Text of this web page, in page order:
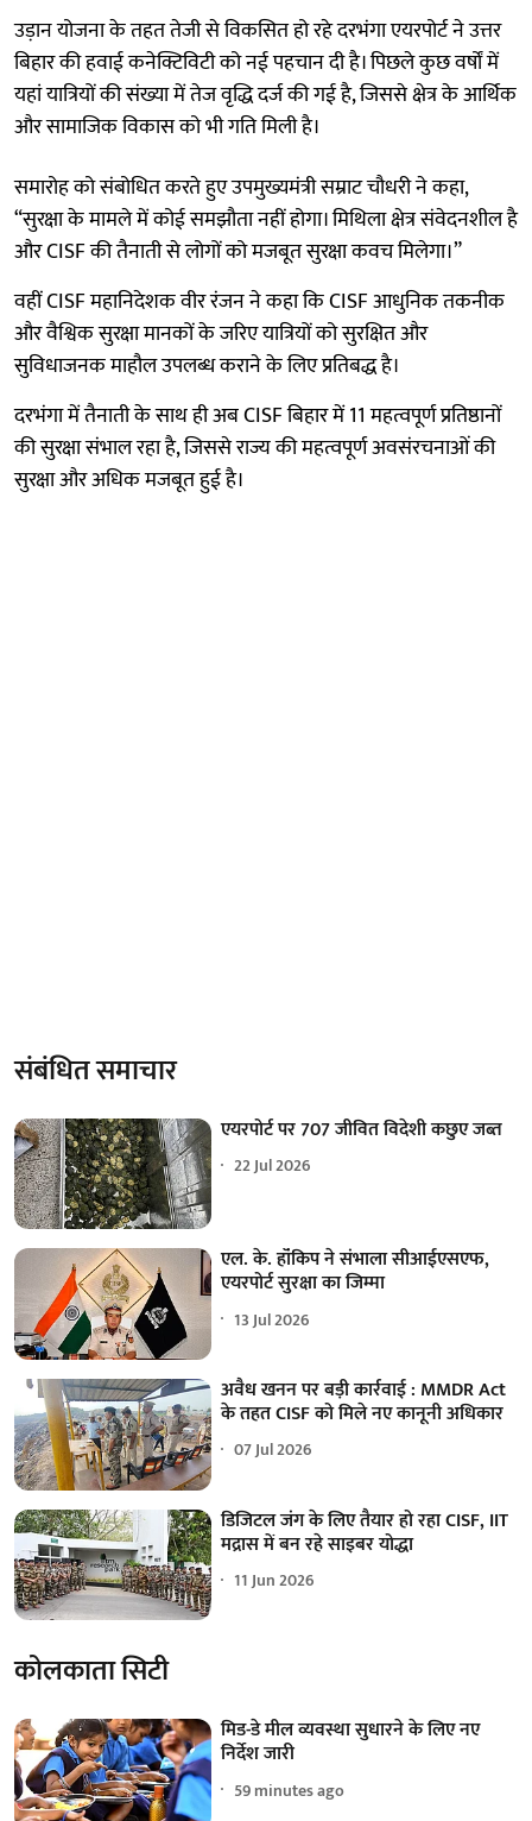
उड़ान योजना के तहत तेजी से विकसित हो रहे दरभंगा एयरपोर्ट ने उत्तर
बिहार की हवाई कनेक्टिविटी को नई पहचान दी है। पिछले कुछ वर्षों में
यहां यात्रियों की संख्या में तेज वृद्धि दर्ज की गई है, जिससे क्षेत्र के आर्थिक
और सामाजिक विकास को भी गति मिली है।
समारोह को संबोधित करते हुए उपमुख्यमंत्री सम्राट चौधरी ने कहा,
“सुरक्षा के मामले में कोई समझौता नहीं होगा। मिथिला क्षेत्र संवेदनशील है
और CISF की तैनाती से लोगों को मजबूत सुरक्षा कवच मिलेगा।”
वहीं CISF महानिदेशक वीर रंजन ने कहा कि CISF आधुनिक तकनीक
और वैश्विक सुरक्षा मानकों के जरिए यात्रियों को सुरक्षित और
सुविधाजनक माहौल उपलब्ध कराने के लिए प्रतिबद्ध है।
दरभंगा में तैनाती के साथ ही अब CISF बिहार में 11 महत्वपूर्ण प्रतिष्ठानों
की सुरक्षा संभाल रहा है, जिससे राज्य की महत्वपूर्ण अवसंरचनाओं की
सुरक्षा और अधिक मजबूत हुई है।
संबंधित समाचार
एयरपोर्ट पर 707 जीवित विदेशी कछुए जब्त
22 Jul 2026
एल. के. हॉंकिप ने संभाला सीआईएसएफ,
एयरपोर्ट सुरक्षा का जिम्मा
13 Jul 2026
अवैध खनन पर बड़ी कार्रवाई : MMDR Act
के तहत CISF को मिले नए कानूनी अधिकार
07 Jul 2026
डिजिटल जंग के लिए तैयार हो रहा CISF, IIT
मद्रास में बन रहे साइबर योद्धा
11 Jun 2026
कोलकाता सिटी
मिड-डे मील व्यवस्था सुधारने के लिए नए
निर्देश जारी
59 minutes ago